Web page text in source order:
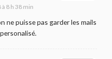
8 h 38 min
ne puisse pas garder les mails